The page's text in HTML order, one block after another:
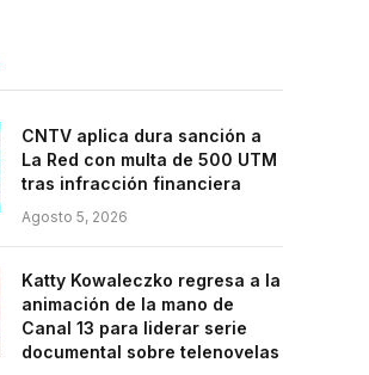
CNTV aplica dura sanción a
La Red con multa de 500 UTM
tras infracción financiera
Agosto 5, 2026
Katty Kowaleczko regresa a la
animación de la mano de
Canal 13 para liderar serie
documental sobre telenovelas